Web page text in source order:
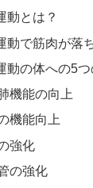
動とは？
動で筋肉が落
動の体への5つ
機能の向上
機能向上
強化
の強化